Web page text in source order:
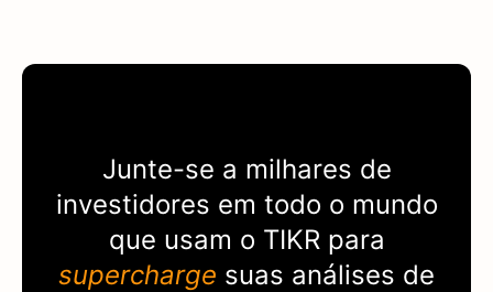
Junte-se a milhares de
investidores em todo o mundo
que usam o TIKR para
supercharge suas análises de